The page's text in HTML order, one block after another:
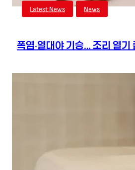
Latest News , News
폭염·열대야 기승… 조리 열기